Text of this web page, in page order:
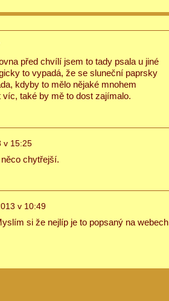
před chvílí jsem to tady psala u jiné
to vypadá, že se sluneční paprsky
kdyby to mělo nějaké mnohem
také by mě to dost zajímalo.
v 15:25
chytřejší.
v 10:49
si že nejlíp je to popsaný na webech